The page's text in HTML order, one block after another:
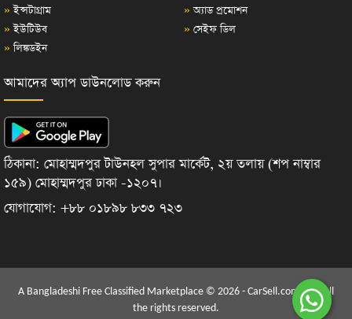
» ইন্সটাগ্রাম
» ইউটিউব
» লিঙ্কডইন
» অ্যাড প্রমোশন
» সেইফ ডিল
আমাদের অ্যাপ ডাউনলোড করুন
ঠিকানা: মোহাম্মদপুর টাউনহল সুপার মার্কেট, ২য় তলায় (শপ নাম্বার
১৫৯) মোহাম্মদপুর ঢাকা -১২০৭।
যোগাযোগ: +৮৮ ০১৮৯৮ ৮৩৩ ৭২৩
A Bangladeshi Free Classified Marketplace © 2026 - CarSell.com.bd | All
the rights reserved.